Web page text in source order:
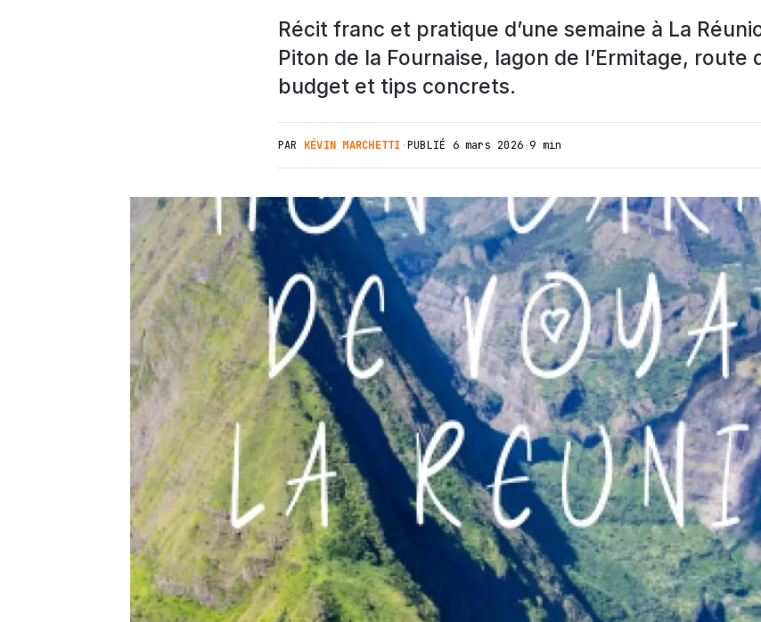
Récit franc et pratique d’une semaine à La
Piton de la Fournaise, lagon de l’Ermitage, route
budget et tips concrets.
PAR KÉVIN MARCHETTI ·PUBLIÉ 6 mars 2026·9 min